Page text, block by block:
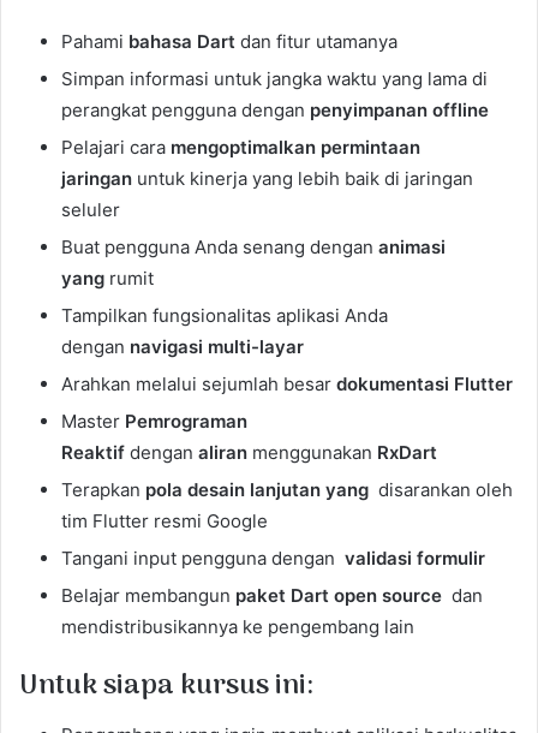
Pahami bahasa Dart dan fitur utamanya
Simpan informasi untuk jangka waktu yang lama di
perangkat pengguna dengan penyimpanan offline
Pelajari cara mengoptimalkan permintaan
jaringan untuk kinerja yang lebih baik di jaringan
seluler
Buat pengguna Anda senang dengan animasi
yang rumit
Tampilkan fungsionalitas aplikasi Anda
dengan navigasi multi-layar
Arahkan melalui sejumlah besar dokumentasi Flutter
Master Pemrograman
Reaktif dengan aliran menggunakan RxDart
Terapkan pola desain lanjutan yang disarankan oleh
tim Flutter resmi Google
Tangani input pengguna dengan validasi formulir
Belajar membangun paket Dart open source dan
mendistribusikannya ke pengembang lain
Untuk siapa kursus ini: